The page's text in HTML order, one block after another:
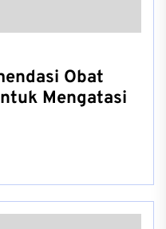
Obat
Mengatasi